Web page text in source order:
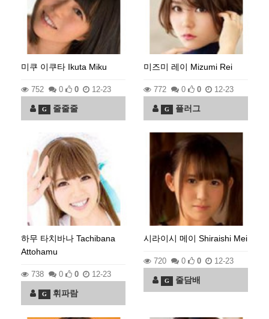
미쿠 이쿠타 Ikuta Miku
752 0 0 12-23
G 줄줄줄
미즈미 레이 Mizumi Rei
772 0 0 12-23
G 플러그
하무 타치바나 Tachibana
Attohamu
738 0 0 12-23
G 휘파람
시라이시 메이 Shiraishi Mei
720 0 0 12-23
G 줄담배